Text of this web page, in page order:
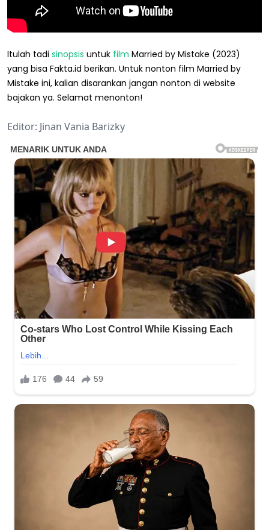
Itulah tadi sinopsis untuk film Married by Mistake (2023)
yang bisa Fakta.id berikan. Untuk nonton film Married by
Mistake ini, kalian disarankan jangan nonton di website
bajakan ya. Selamat menonton!
Editor: Jinan Vania Barizky